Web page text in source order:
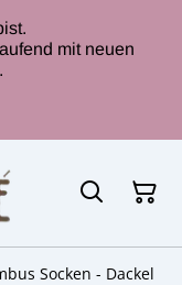
mit neuen
Socken - Dackel